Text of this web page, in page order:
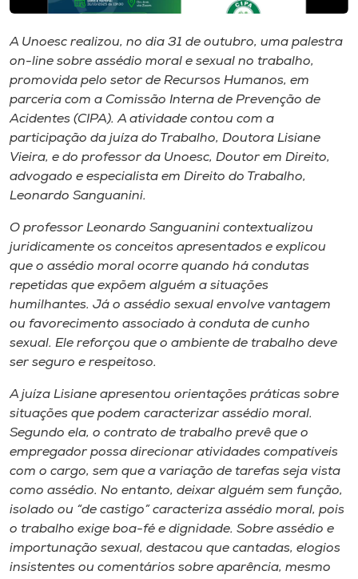
Cultura
CPA
Biblioteca
Editora
Rádio
Museu
Unoesc
Store
Selecione
o idioma
A+
A-
A Unoesc realizou, no dia 31 de outubro, uma palestra
on-line sobre assédio moral e sexual no trabalho,
promovida pelo setor de Recursos Humanos, em
parceria com a Comissão Interna de Prevenção de
Acidentes (CIPA). A atividade contou com a
participação da juíza do Trabalho, Doutora Lisiane
Vieira, e do professor da Unoesc, Doutor em Direito,
advogado e especialista em Direito do Trabalho,
Leonardo Sanguanini.
O professor Leonardo Sanguanini contextualizou
juridicamente os conceitos apresentados e explicou
que o assédio moral ocorre quando há condutas
repetidas que expõem alguém a situações
humilhantes. Já o assédio sexual envolve vantagem
ou favorecimento associado à conduta de cunho
sexual. Ele reforçou que o ambiente de trabalho deve
ser seguro e respeitoso.
A juíza Lisiane apresentou orientações práticas sobre
situações que podem caracterizar assédio moral.
Segundo ela, o contrato de trabalho prevê que o
empregador possa direcionar atividades compatíveis
com o cargo, sem que a variação de tarefas seja vista
como assédio. No entanto, deixar alguém sem função,
isolado ou “de castigo” caracteriza assédio moral, pois
o trabalho exige boa-fé e dignidade. Sobre assédio e
importunação sexual, destacou que cantadas, elogios
insistentes ou comentários sobre aparência, mesmo